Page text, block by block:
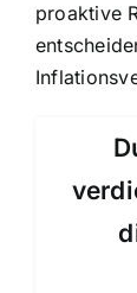
proaktive